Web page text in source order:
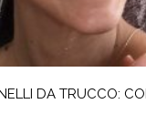
DA TRUCCO: